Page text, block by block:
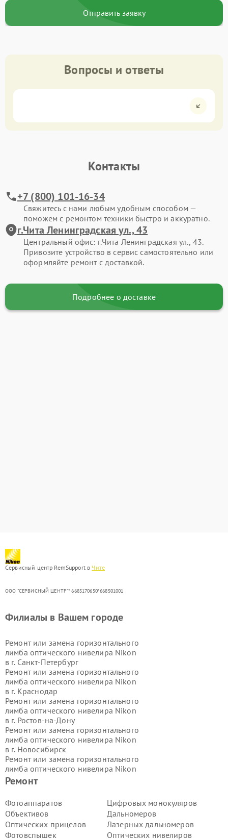
Отправить заявку
Вопросы и ответы
Контакты
+7 (800) 101-16-34
Свяжитесь с нами любым удобным способом —
поможем с ремонтом техники быстро и аккуратно.
г.Чита Ленинградская ул., 43
Центральный офис: г.Чита Ленинградская ул., 43.
Привозите устройство в сервис самостоятельно или
оформляйте ремонт с доставкой.
Подробнее о доставке
Сервисный центр RemSupport в Чите
ООО "СЕРВИСНЫЙ ЦЕНТР"* 6685170650*668501001
Ремонт
Фотоаппаратов
Объективов
Оптических прицелов
Фотовспышек
Цифровых монокуляров
Дальномеров
Лазерных дальномеров
Оптических нивелиров
Филиалы в Вашем городе
Ремонт или замена горизонтального
лимба оптического нивелира Nikon
в г. Санкт-Петербург
Ремонт или замена горизонтального
лимба оптического нивелира Nikon
в г. Краснодар
Ремонт или замена горизонтального
лимба оптического нивелира Nikon
в г. Ростов-на-Дону
Ремонт или замена горизонтального
лимба оптического нивелира Nikon
в г. Новосибирск
Ремонт или замена горизонтального
лимба оптического нивелира Nikon
в г.Екатеринбург
лимба оптического нивелира Nikon
в г.Казань
Ремонт или замена горизонтального
лимба оптического нивелира Nikon
в г.Воронеж